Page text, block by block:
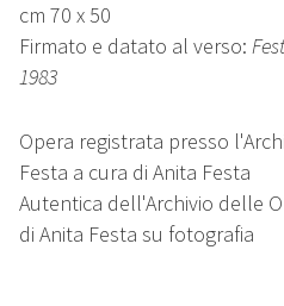
cm 70 x 50
Firmato e datato al verso:
1983
Opera registrata presso
Festa a cura di Anita Festa
Autentica dell'Archivio delle
di Anita Festa su fotografia